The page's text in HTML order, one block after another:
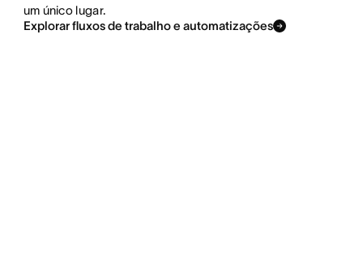
um único lugar.
Explorar fluxos de trabalho e automatizações